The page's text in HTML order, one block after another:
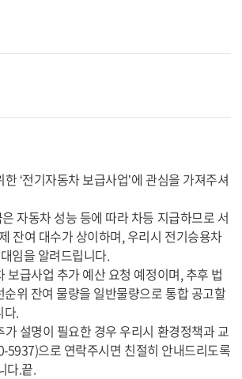
‘전기자동차 보급사업’에 관심을 가져주셔
자동차 성능 등에 따라 차등 지급하므로 서
잔여 대수가 상이하며, 우리시 전기승용차
임을 알려드립니다.
보급사업 추가 예산 요청 예정이며, 추후 법
순위 잔여 물량을 일반물량으로 통합 공고할
다.
설명이 필요한 경우 우리시 환경정책과 교
으로 연락주시면 친절히 안내드리도록
다.끝.